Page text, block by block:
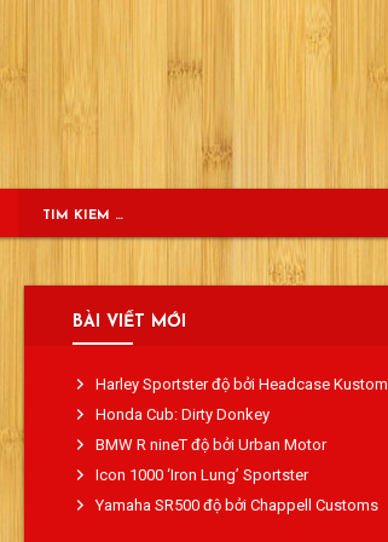
BÀI VIẾT MỚI
Harley Sportster độ bởi Headcase Kustom
Honda Cub: Dirty Donkey
BMW R nineT độ bởi Urban Motor
Icon 1000 ‘Iron Lung’ Sportster
Yamaha SR500 độ bởi Chappell Customs